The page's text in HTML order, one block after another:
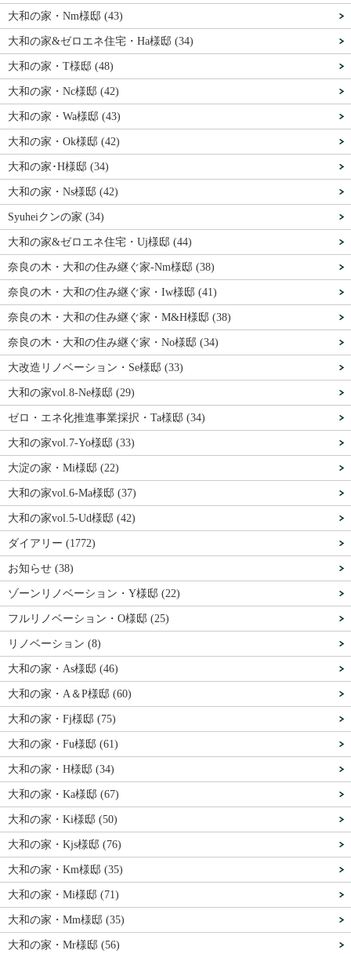
大和の家・Nm様邸 (43)
大和の家&ゼロエネ住宅・Ha様邸 (34)
大和の家・T様邸 (48)
大和の家・Nc様邸 (42)
大和の家・Wa様邸 (43)
大和の家・Ok様邸 (42)
大和の家･H様邸 (34)
大和の家・Ns様邸 (42)
Syuheiクンの家 (34)
大和の家&ゼロエネ住宅・Uj様邸 (44)
奈良の木・大和の住み継ぐ家-Nm様邸 (38)
奈良の木・大和の住み継ぐ家・Iw様邸 (41)
奈良の木・大和の住み継ぐ家・M&H様邸 (38)
奈良の木・大和の住み継ぐ家・No様邸 (34)
大改造リノベーション・Se様邸 (33)
大和の家vol.8-Ne様邸 (29)
ゼロ・エネ化推進事業採択・Ta様邸 (34)
大和の家vol.7-Yo様邸 (33)
大淀の家・Mi様邸 (22)
大和の家vol.6-Ma様邸 (37)
大和の家vol.5-Ud様邸 (42)
ダイアリー (1772)
お知らせ (38)
ゾーンリノベーション・Y様邸 (22)
フルリノベーション・O様邸 (25)
リノベーション (8)
大和の家・As様邸 (46)
大和の家・A＆P様邸 (60)
大和の家・Fj様邸 (75)
大和の家・Fu様邸 (61)
大和の家・H様邸 (34)
大和の家・Ka様邸 (67)
大和の家・Ki様邸 (50)
大和の家・Kjs様邸 (76)
大和の家・Km様邸 (35)
大和の家・Mi様邸 (71)
大和の家・Mm様邸 (35)
大和の家・Mr様邸 (56)